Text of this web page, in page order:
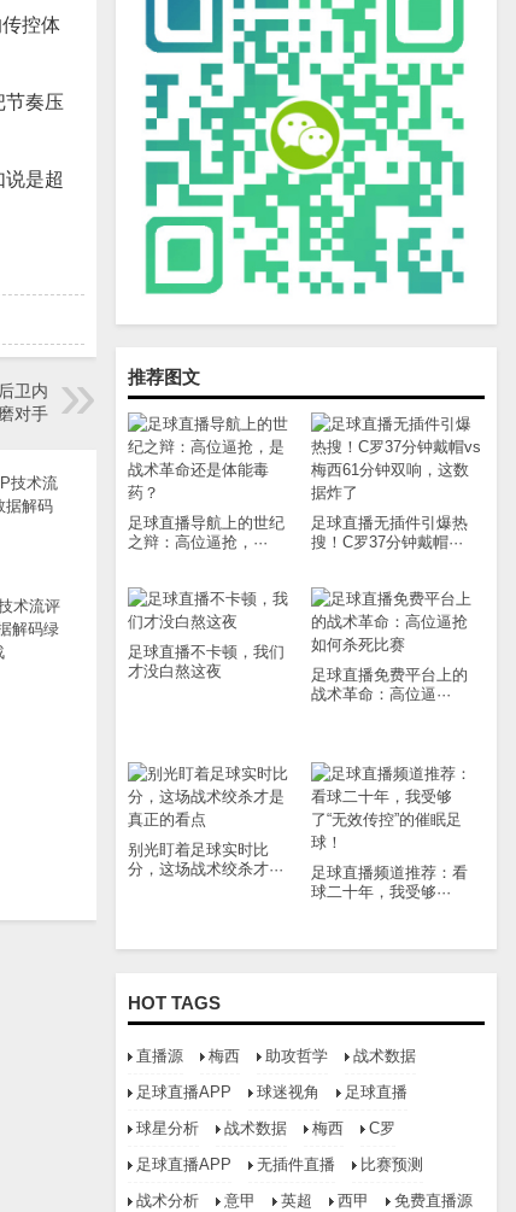
推荐图文
足球直播导航上的世纪
之辩：高位逼抢，···
足球直播无插件引爆热
搜！C罗37分钟戴帽···
足球直播不卡顿，我们
才没白熬这夜
足球直播免费平台上的
战术革命：高位逼···
别光盯着足球实时比
分，这场战术绞杀才···
足球直播频道推荐：看
球二十年，我受够···
HOT TAGS
直播源 梅西 助攻哲学
战术数据
足球直播APP
球迷视角
足球直播
球星分析
战术数据 梅西
C罗
足球直播APP
无插件直播
比赛预测
战术分析
意甲 英超 西甲 免费直播源
控体
节奏压
是超
卫内
对手
术流评
解码绿